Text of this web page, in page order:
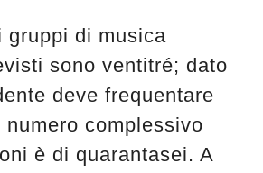
gruppi di musica
sono ventitré; dato
deve frequentare
complessivo
è di quarantasei. A